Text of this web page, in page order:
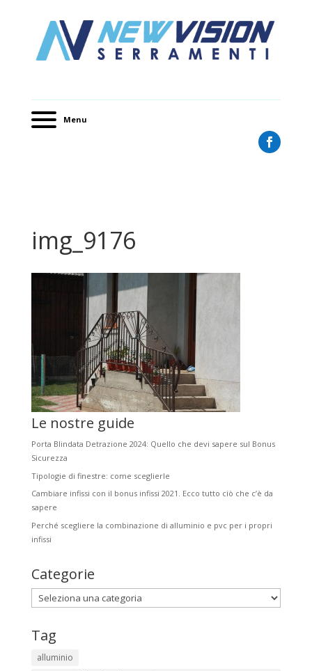
Menu
img_9176
Le nostre guide
Porta Blindata Detrazione 2024: Quello che devi sapere sul Bonus
Sicurezza
Tipologie di finestre: come sceglierle
Cambiare infissi con il bonus infissi 2021. Ecco tutto ciò che c’è da
sapere
Perché scegliere la combinazione di alluminio e pvc per i propri
infissi
Categorie
Categorie
Tag
alluminio